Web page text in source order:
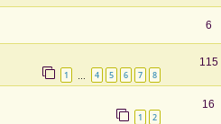
6
1 4 5 6 7 8
115
1 2
16